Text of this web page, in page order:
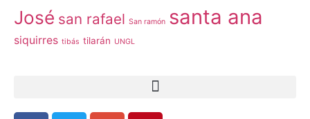
José san rafael San ramón santa ana
siquirres tibás tilarán UNGL